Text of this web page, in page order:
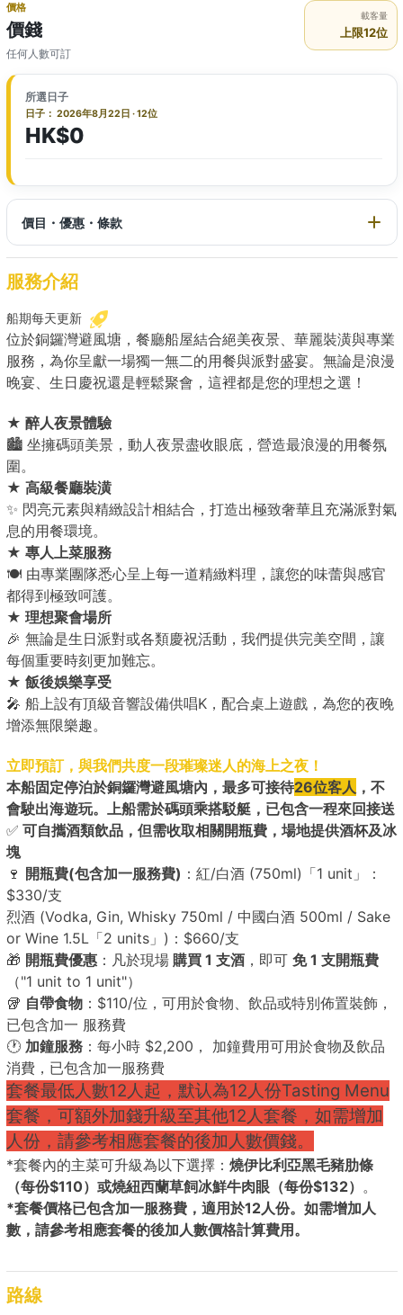
價格
價錢
任何人數可訂
載客量
上限12位
所選日子
日子： 2026年8月22日 · 12位
HK$0
價目・優惠・條款
服務介紹
船期每天更新
位於銅鑼灣避風塘，餐廳船屋結合絕美夜景、華麗裝潢與專業
服務，為你呈獻一場獨一無二的用餐與派對盛宴。無論是浪漫
晚宴、生日慶祝還是輕鬆聚會，這裡都是您的理想之選！
★ 醉人夜景體驗
🏙️ 坐擁碼頭美景，動人夜景盡收眼底，營造最浪漫的用餐氛
圍。
★ 高級餐廳裝潢
✨ 閃亮元素與精緻設計相結合，打造出極致奢華且充滿派對氣
息的用餐環境。
★ 專人上菜服務
🍽️ 由專業團隊悉心呈上每一道精緻料理，讓您的味蕾與感官
都得到極致呵護。
★ 理想聚會場所
🎉 無論是生日派對或各類慶祝活動，我們提供完美空間，讓
每個重要時刻更加難忘。
★ 飯後娛樂享受
🎤 船上設有頂級音響設備供唱K，配合桌上遊戲，為您的夜晚
增添無限樂趣。
立即預訂，與我們共度一段璀璨迷人的海上之夜！
本船固定停泊於銅鑼灣避風塘內，最多可接待26位客人 ，不
會駛出海遊玩。上船需於碼頭乘搭駁艇，已包含一程來回接送
✅ 可自攜酒類飲品，但需收取相關開瓶費，場地提供酒杯及冰
塊
🍷 開瓶費(包含加一服務費) ：紅/白酒 (750ml)「1 unit」：
$330/支
烈酒 (Vodka, Gin, Whisky 750ml / 中國白酒 500ml / Sake
or Wine 1.5L「2 units」)：$660/支
🎁 開瓶費優惠：凡於現場購買 1 支酒，即可 免 1 支開瓶費
（"1 unit to 1 unit"）
🥡 自帶食物：$110/位，可用於食物、飲品或特別佈置裝飾，
已包含加一 服務費
🕐 加鐘服務：每小時 $2,200， 加鐘費用可用於食物及飲品
消費，已包含加一服務費
套餐最低人數12人起，默认為12人份Tasting Menu
套餐，可額外加錢升級至其他12人套餐，如需增加
人份，請參考相應套餐的後加人數價錢。
*套餐內的主菜可升級為以下選擇： 燒伊比利亞黑毛豬肋條
（每份$110）或燒紐西蘭草飼冰鮮牛肉眼（每份$132） 。
*套餐價格已包含加一服務費，適用於12人份。如需增加人
數，請參考相應套餐的後加人數價格計算費用。
路線